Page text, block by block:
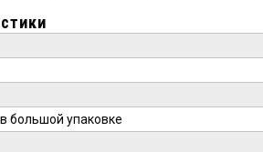
большой упаковке